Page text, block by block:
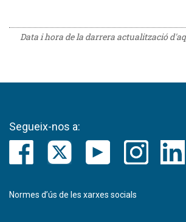
Data i hora de la darrera actualització
Segueix-nos a:
Normes d’ús de les xarxes socials